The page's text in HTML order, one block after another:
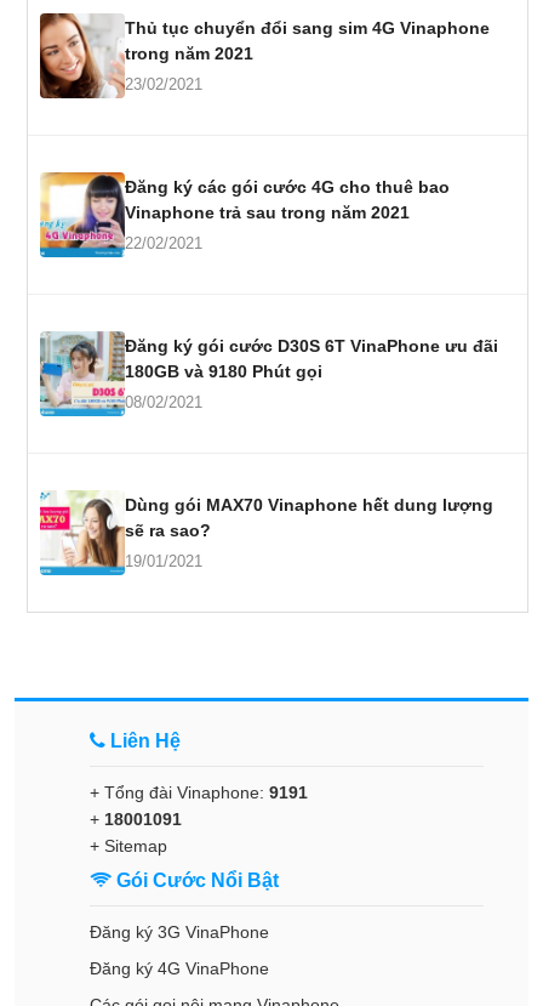
Thủ tục chuyển đổi sang sim 4G Vinaphone
trong năm 2021
23/02/2021
Đăng ký các gói cước 4G cho thuê bao
Vinaphone trả sau trong năm 2021
22/02/2021
Đăng ký gói cước D30S 6T VinaPhone ưu đãi
180GB và 9180 Phút gọi
08/02/2021
Dùng gói MAX70 Vinaphone hết dung lượng
sẽ ra sao?
19/01/2021
Liên Hệ
+ Tổng đài Vinaphone: 9191
+ 18001091
+ Sitemap
Gói Cước Nổi Bật
Đăng ký 3G VinaPhone
Đăng ký 4G VinaPhone